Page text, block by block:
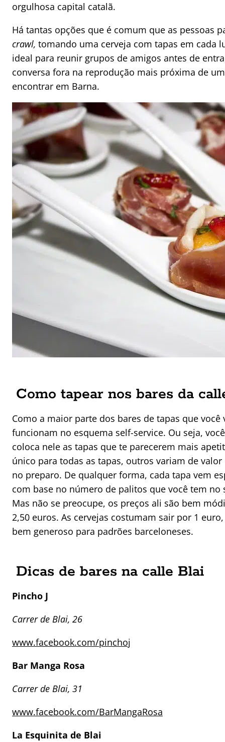
orgulhosa capital catalã.
Há tantas opções que é comum que as pessoas
crawl, tomando uma cerveja com tapas em cada
ideal para reunir grupos de amigos antes de
conversa fora na reprodução mais próxima de
encontrar em Barna.
Como tapear nos bares da
Como a maior parte dos bares de tapas que
funcionam no esquema self-service. Ou seja,
coloca nele as tapas que te parecerem mais
único para todas as tapas, outros variam de
no preparo. De qualquer forma, cada tapa vem
com base no número de palitos que você tem
Mas não se preocupe, os preços ali são bem
2,50 euros. As cervejas costumam sair por 1
bem generoso para padrões barceloneses.
Dicas de bares na calle Blai
Pincho J
Carrer de Blai, 26
www.facebook.com/pinchoj
Bar Manga Rosa
Carrer de Blai, 31
www.facebook.com/BarMangaRosa
La Esquinita de Blai